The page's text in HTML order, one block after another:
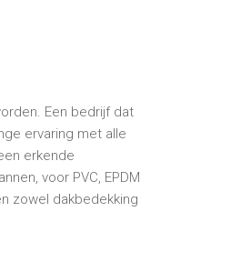
Een bedrijf dat
ervaring met alle
erkende
voor PVC, EPDM
zowel dakbedekking